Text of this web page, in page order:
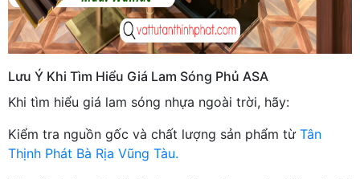
Lưu Ý Khi Tìm Hiểu Giá Lam Sóng Phủ ASA
Khi tìm hiểu giá lam sóng nhựa ngoài trời, hãy:
Kiểm tra nguồn gốc và chất lượng sản phẩm từ Tân
Thịnh Phát Bà Rịa Vũng Tàu.